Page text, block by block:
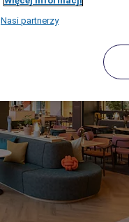
Nasi partnerzy